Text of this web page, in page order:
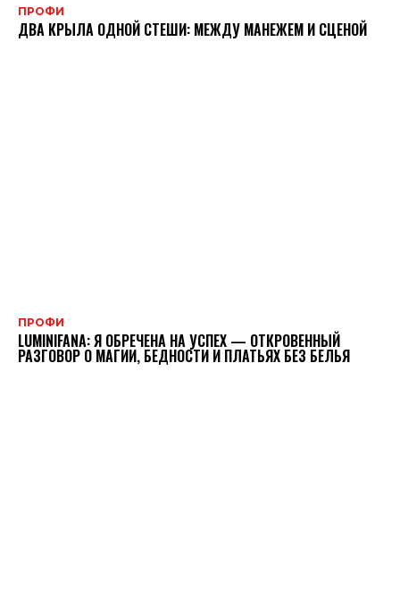
ПРОФИ
ДВА КРЫЛА ОДНОЙ СТЕШИ: МЕЖДУ МАНЕЖЕМ И СЦЕНОЙ
ПРОФИ
LUMINIFANA: Я ОБРЕЧЕНА НА УСПЕХ — ОТКРОВЕННЫЙ
РАЗГОВОР О МАГИИ, БЕДНОСТИ И ПЛАТЬЯХ БЕЗ БЕЛЬЯ